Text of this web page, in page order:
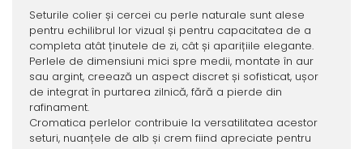
Seturile colier și cercei cu perle naturale sunt alese
pentru echilibrul lor vizual și pentru capacitatea de a
completa atât ținutele de zi, cât și aparițiile elegante.
Perlele de dimensiuni mici spre medii, montate în aur
sau argint, creează un aspect discret și sofisticat, ușor
de integrat în purtarea zilnică, fără a pierde din
rafinament.
Cromatica perlelor contribuie la versatilitatea acestor
seturi, nuanțele de alb și crem fiind apreciate pentru